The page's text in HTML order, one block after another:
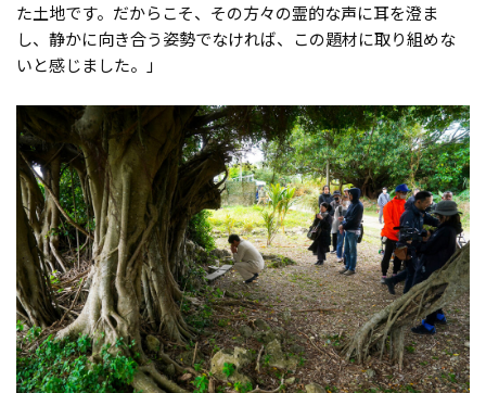
た土地です。だからこそ、その方々の霊的な声に耳を澄ま
し、静かに向き合う姿勢でなければ、この題材に取り組めな
いと感じました。」